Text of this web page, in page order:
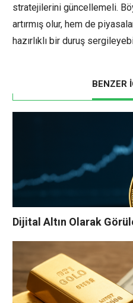
stratejilerini güncellemeli.
artırmış olur, hem de
hazırlıklı bir duruş
BENZER
Dijital Altın Olarak